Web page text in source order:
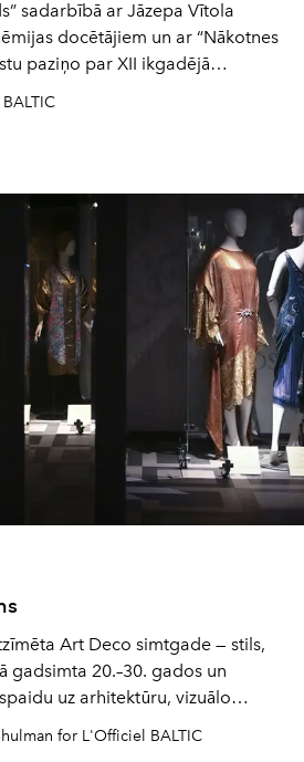
sadarbībā ar Jāzepa Vītola
docētājiem un ar “Nākotnes
paziņo par XII ikgadējā
uzsākšanu.
Art Deco simtgade — stils,
gadsimta 20.–30. gados un
uz arhitektūru, vizuālo
posmam veltīta jaunā izstāde
for L'Officiel BALTIC